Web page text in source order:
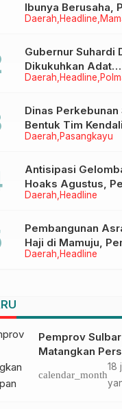
Daerah Headline
Ibunya Berusaha,
Juga Menjaga
Menggapai Cita-
Daerah Headline
Gubernur Suhardi
Dikukuhkan Adat
Balanipa, Raih
Daerah Pasangkayu
Dinas Perkebunan
Bentuk Tim Kendali
Internal ICS untuk
di Pasangkayu
Daerah Headline
Antisipasi
Hoaks Agustus,
Sulbar Ajak Warga
Daerah Headline
Pembangunan
Haji di Mamuju,
dan Kementerian
Pemprov Sulbar
Matangkan
HUT Ke-81 RI,
Upacara di
calendar_month
18